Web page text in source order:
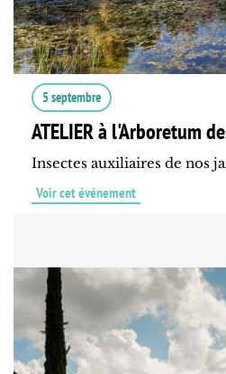
5 septembre
ATELIER à l'Arboretum
Insectes auxiliaires de nos
Voir cet événement